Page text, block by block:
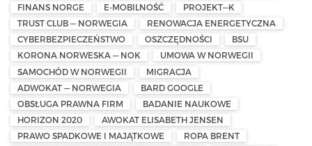
FINANS NORGE
E-MOBILNOŚĆ
PROJEKT—K
TRUST CLUB — NORWEGIA
RENOWACJA ENERGETYCZNA
CYBERBEZPIECZEŃSTWO
OSZCZĘDNOŚCI
BSU
KORONA NORWESKA — NOK
UMOWA W NORWEGII
SAMOCHÓD W NORWEGII
MIGRACJA
ADWOKAT — NORWEGIA
BARD GOOGLE
OBSŁUGA PRAWNA FIRM
BADANIE NAUKOWE
HORIZON 2020
AWOKAT ELISABETH JENSEN
PRAWO SPADKOWE I MAJĄTKOWE
ROPA BRENT